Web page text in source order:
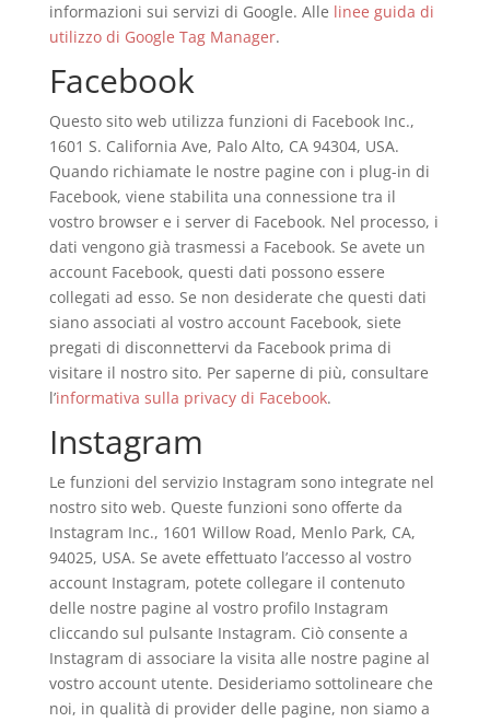
informazioni sui servizi di Google. Alle linee guida di
utilizzo di Google Tag Manager.
Facebook
Questo sito web utilizza funzioni di Facebook Inc.,
1601 S. California Ave, Palo Alto, CA 94304, USA.
Quando richiamate le nostre pagine con i plug-in di
Facebook, viene stabilita una connessione tra il
vostro browser e i server di Facebook. Nel processo, i
dati vengono già trasmessi a Facebook. Se avete un
account Facebook, questi dati possono essere
collegati ad esso. Se non desiderate che questi dati
siano associati al vostro account Facebook, siete
pregati di disconnettervi da Facebook prima di
visitare il nostro sito. Per saperne di più, consultare
l’informativa sulla privacy di Facebook.
Instagram
Le funzioni del servizio Instagram sono integrate nel
nostro sito web. Queste funzioni sono offerte da
Instagram Inc., 1601 Willow Road, Menlo Park, CA,
94025, USA. Se avete effettuato l’accesso al vostro
account Instagram, potete collegare il contenuto
delle nostre pagine al vostro profilo Instagram
cliccando sul pulsante Instagram. Ciò consente a
Instagram di associare la visita alle nostre pagine al
vostro account utente. Desideriamo sottolineare che
noi, in qualità di provider delle pagine, non siamo a